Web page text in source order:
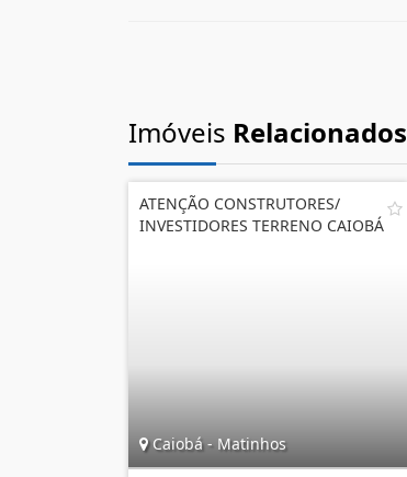
Imóveis Relacionados
ATENÇÃO CONSTRUTORES/
INVESTIDORES TERRENO CAIOBÁ
Caiobá - Matinhos